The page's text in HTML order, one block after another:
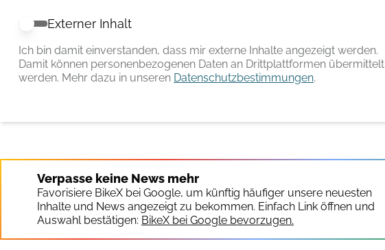
Externer Inhalt erlauben
Externer Inhalt
Ich bin damit einverstanden, dass mir externe Inhalte angezeigt werden.
Damit können personenbezogenen Daten an Drittplattformen übermittelt
werden. Mehr dazu in unseren Datenschutzbestimmungen.
Verpasse keine News mehr
Favorisiere BikeX bei Google, um künftig häufiger unsere neuesten
Inhalte und News angezeigt zu bekommen. Einfach Link öffnen und
Auswahl bestätigen: BikeX bei Google bevorzugen.